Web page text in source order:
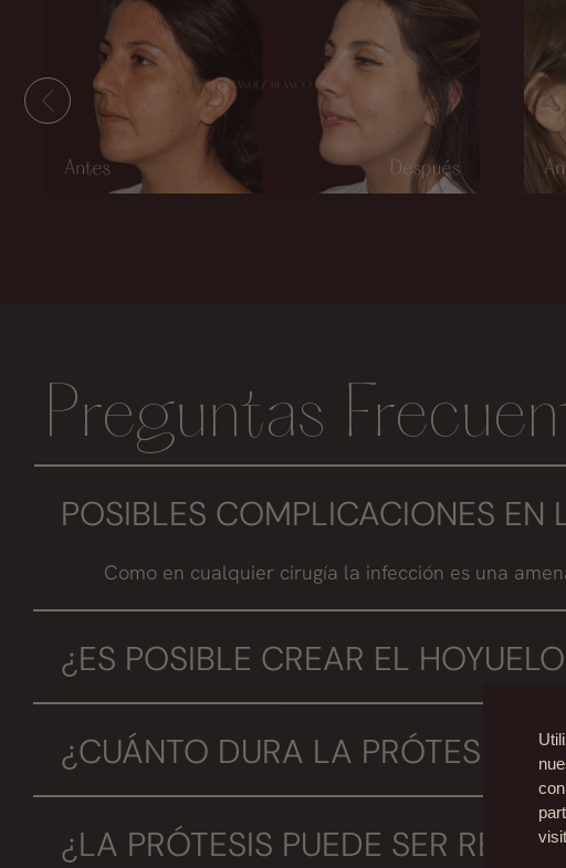
Preguntas
POSIBLES COMPLICACIONES EN
Como en cualquier cirugía la infección es una
¿ES POSIBLE CREAR EL
¿CUÁNTO DURA LA PRÓTESIS?
Es permanente. No es necesario cambiar la
¿LA PRÓTESIS PUEDE SER